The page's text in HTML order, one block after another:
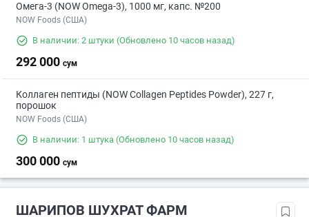
Омега-3 (NOW Omega-3), 1000 мг, капс. №200
NOW Foods (США)
В наличии: 2 штуки (Обновлено 10 часов назад)
292 000 сум
Коллаген пептиды (NOW Collagen Peptides Powder), 227 г,
порошок
NOW Foods (США)
В наличии: 1 штука (Обновлено 10 часов назад)
300 000 сум
ШАРИПОВ ШУХРАТ ФАРМ